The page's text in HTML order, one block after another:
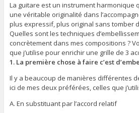
La guitare est un instrument harmonique
une véritable originalité dans
plus expressif, plus original sans tomber
Quelles sont les techniques
concrètement dans mes compositions ?
que j’utilise pour enrichir une grille de 3
1. La première chose à faire c’est
Il y a beaucoup de manières différentes
ici de mes deux préférées, celles que
A. En substituant par l’accord relatif